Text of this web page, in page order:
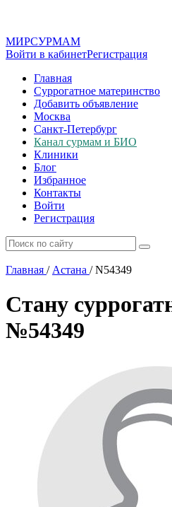
МИРСУРМАМ
Войти в кабинетРегистрация
Главная
Суррогатное материнство
Добавить объявление
Москва
Санкт-Петербург
Канал сурмам и БИО
Клиники
Блог
Избранное
Контакты
Войти
Регистрация
Главная / Астана /N54349
Стану
№54349